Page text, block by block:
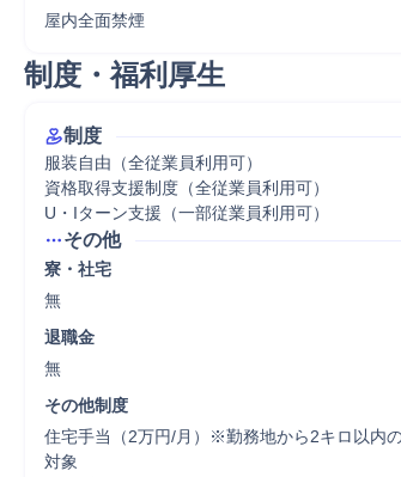
屋内全面禁煙
制度・福利厚生
制度
服装自由（全従業員利用可）
資格取得支援制度（全従業員利用可）
U・Iターン支援（一部従業員利用可）
その他
寮・社宅
無
退職金
無
その他制度
住宅手当（2万円/月）※勤務地から2キロ以内
対象